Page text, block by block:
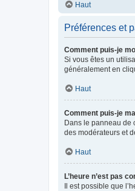
Haut
Préférences et
Comment puis-je
Si vous êtes un
généralement en
Haut
Comment puis-je
Dans le panneau de
des modérateurs et
Haut
L’heure n’est pas
Il est possible que